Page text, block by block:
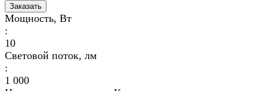
Заказать
Мощность, Вт
:
10
Световой поток, лм
:
1 000